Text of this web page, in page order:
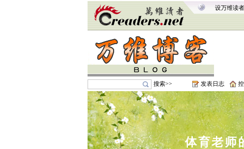
设万维读
搜索>> 发表日志
体育老师